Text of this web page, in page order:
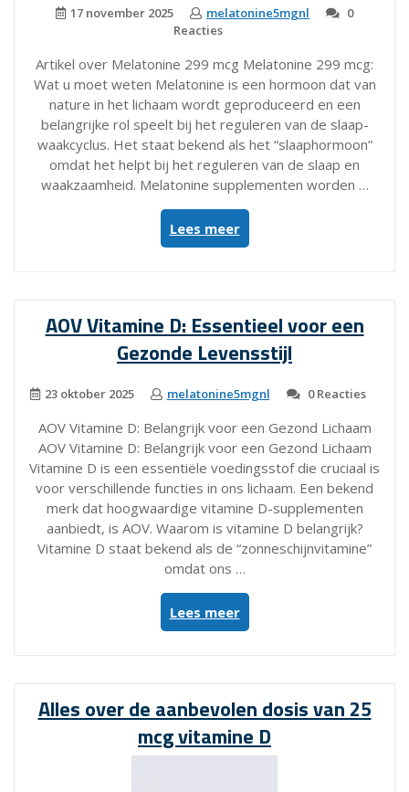
17 november 2025 melatonine5mgnl
0
Reacties
Artikel over Melatonine 299 mcg Melatonine 299 mcg:
Wat u moet weten Melatonine is een hormoon dat van
nature in het lichaam wordt geproduceerd en een
belangrijke rol speelt bij het reguleren van de slaap-
waakcyclus. Het staat bekend als het “slaaphormoon”
omdat het helpt bij het reguleren van de slaap en
waakzaamheid. Melatonine supplementen worden …
Lees meer“Alles
over
Melatonine
Dosering
en
Gebruiksinstructies”
AOV Vitamine D: Essentieel voor een
Gezonde Levensstijl
23 oktober 2025 melatonine5mgnl 0 Reacties
AOV Vitamine D: Belangrijk voor een Gezond Lichaam
AOV Vitamine D: Belangrijk voor een Gezond Lichaam
Vitamine D is een essentiële voedingsstof die cruciaal is
voor verschillende functies in ons lichaam. Een bekend
merk dat hoogwaardige vitamine D-supplementen
aanbiedt, is AOV. Waarom is vitamine D belangrijk?
Vitamine D staat bekend als de “zonneschijnvitamine”
omdat ons …
Lees meer“AOV
Vitamine
D:
een
Gezonde
Levensstijl”
Alles over de aanbevolen dosis van 25
mcg vitamine D